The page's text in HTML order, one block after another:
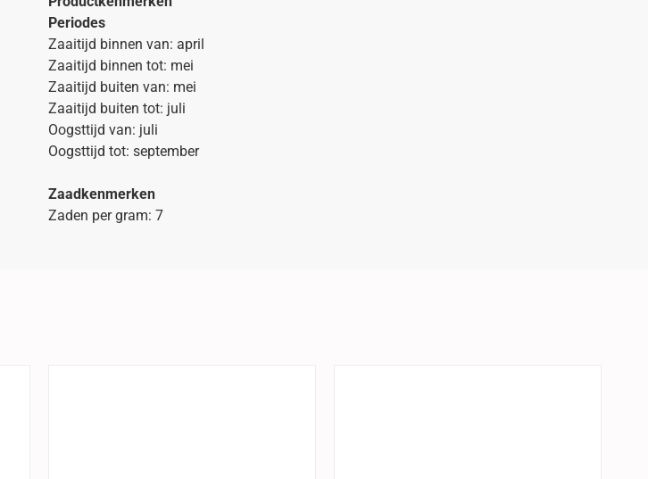
Periodes
Zaaitijd binnen van: april
Zaaitijd binnen tot: mei
Zaaitijd buiten van: mei
Zaaitijd buiten tot: juli
Oogsttijd van: juli
Oogsttijd tot: september
Zaadkenmerken
Zaden per gram: 7